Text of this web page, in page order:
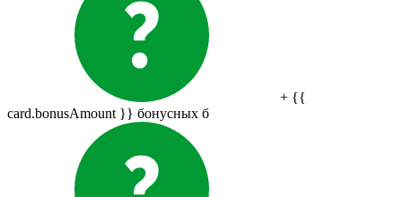
+ {{
card.bonusAmount }} бонусных б